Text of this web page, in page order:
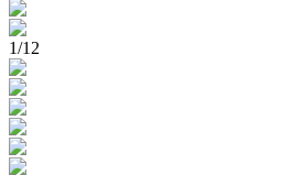
1/12